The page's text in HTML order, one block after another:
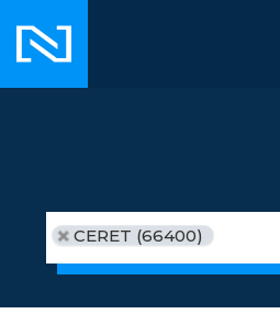
CERET (66400)